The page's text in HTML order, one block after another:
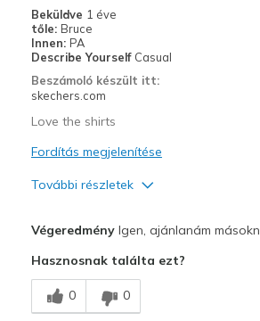
Going Out
Travel
Width
Feels true to width
Beküldve 1 éve
tőle: Bruce
Innen: PA
Describe Yourself Casual
Beszámoló készült itt:
skechers.com
Love the shirts
Fordítás megjelenítése
További részletek
Comfortable
Stylish
VégeredményIgen, ajánlanám
Hasznosnak találta ezt?
0 0